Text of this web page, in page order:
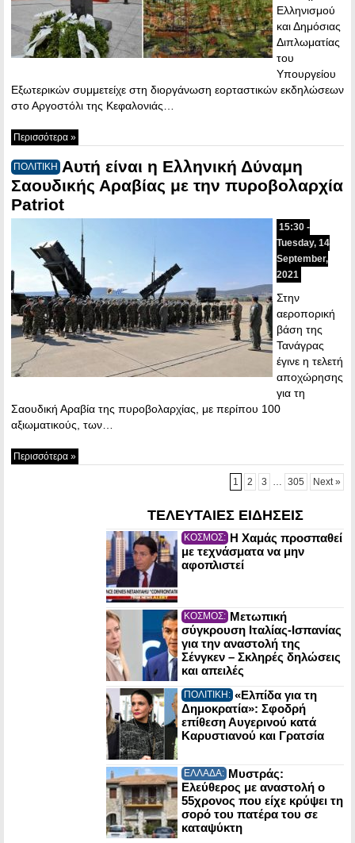
Ελληνισμού
και Δημόσιας
Διπλωματίας
του
Υπουργείου
Εξωτερικών συμμετείχε στη διοργάνωση εορταστικών εκδηλώσεων
στο Αργοστόλι της Κεφαλονιάς…
Περισσότερα »
ΠΟΛΙΤΙΚΗ Αυτή είναι η Ελληνική Δύναμη
Σαουδικής Αραβίας με την πυροβολαρχία
Patriot
15:30 -
Tuesday, 14
September,
2021
Στην
αεροπορική
βάση της
Τανάγρας
έγινε η τελετή
αποχώρησης
για τη
Σαουδική Αραβία της πυροβολαρχίας, με περίπου 100
αξιωματικούς, των…
Περισσότερα »
1 2 3 305 Next »
ΤΕΛΕΥΤΑΙΕΣ ΕΙΔΗΣΕΙΣ
ΚΟΣΜΟΣ: Η Χαμάς προσπαθεί
με τεχνάσματα να μην
αφοπλιστεί
ΚΟΣΜΟΣ: Μετωπική
σύγκρουση Ιταλίας-Ισπανίας
για την αναστολή της
Σένγκεν – Σκληρές δηλώσεις
και απειλές
ΠΟΛΙΤΙΚΗ: «Ελπίδα για τη
Δημοκρατία»: Σφοδρή
επίθεση Αυγερινού κατά
Καρυστιανού και Γρατσία
ΕΛΛΑΔΑ: Μυστράς:
Ελεύθερος με αναστολή ο
55χρονος που είχε κρύψει τη
σορό του πατέρα του σε
καταψύκτη